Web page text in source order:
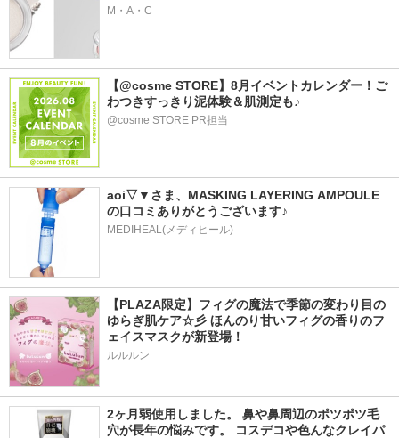
M・A・C
【@cosme STORE】8月イベントカレンダー！ご
わつきすっきり泥体験＆肌測定も♪
@cosme STORE PR担当
aoi▽▼さま、MASKING LAYERING AMPOULE
の口コミありがとうございます♪
MEDIHEAL(メディヒール)
【PLAZA限定】フィグの魔法で季節の変わり目の
ゆらぎ肌ケア☆彡 ほんのり甘いフィグの香りのフ
ェイスマスクが新登場！
ルルルン
2ヶ月弱使用しました。 鼻や鼻周辺のポツポツ毛
穴が長年の悩みです。 コスデコや色んなクレイパ